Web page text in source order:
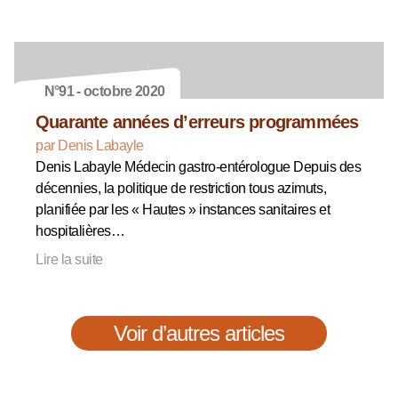
N°91 - octobre 2020
Quarante années d’erreurs programmées
par Denis Labayle
Denis Labayle Médecin gastro-entérologue Depuis des
décennies, la politique de restriction tous azimuts,
planifiée par les « Hautes » instances sanitaires et
hospitalières…
Lire la suite
Voir d’autres articles